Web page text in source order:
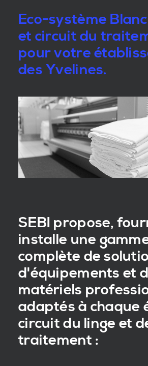
Eco-système
et circuit du
pour votre
des Yvelines.
SEBI propose,
installe une
complète de
d'équipements et
matériels
adaptés à chaque
circuit du linge et
traitement :